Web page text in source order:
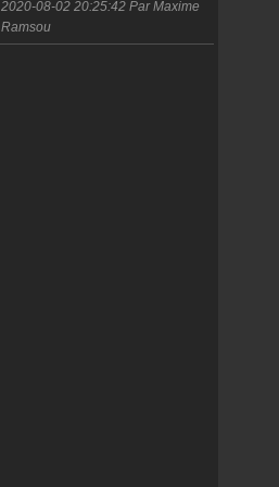
2020-08-02 20:25:42 Par Maxime
Ramsou